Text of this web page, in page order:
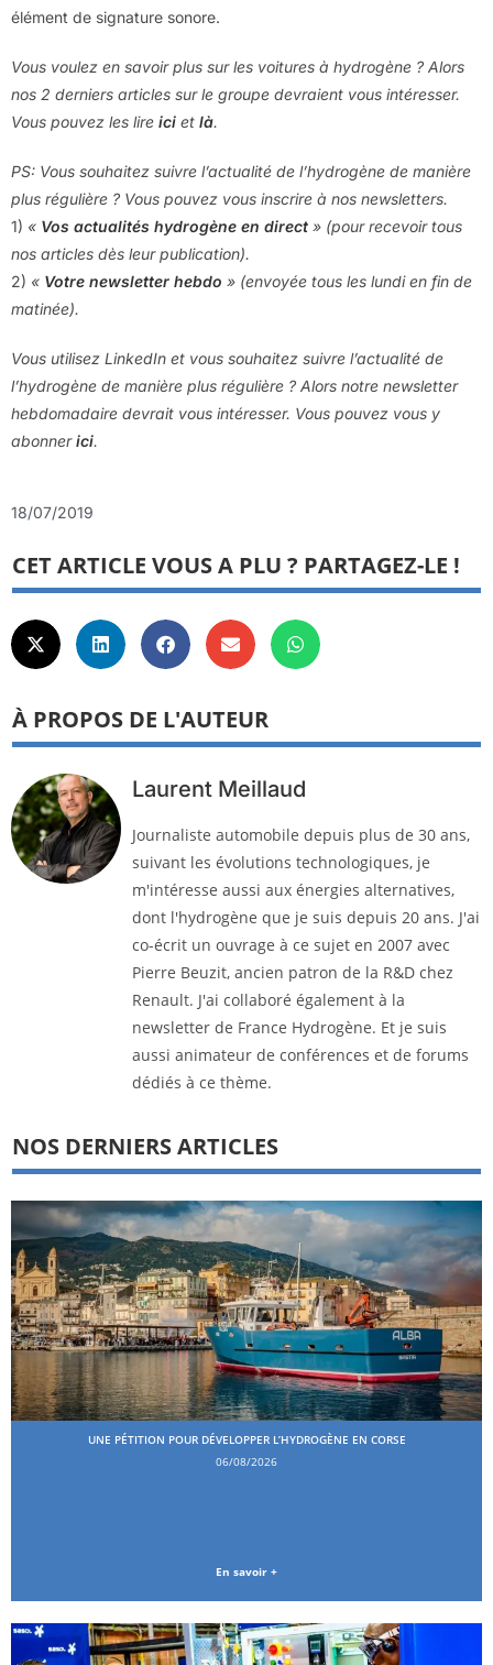
élément de signature sonore.
Vous voulez en savoir plus sur les voitures à hydrogène ? Alors
nos 2 derniers articles sur le groupe devraient vous intéresser.
Vous pouvez les lire ici et là.
PS: Vous souhaitez suivre l’actualité de l’hydrogène de manière
plus régulière ? Vous pouvez vous inscrire à nos newsletters.
1) « Vos actualités hydrogène en direct » (pour recevoir tous
nos articles dès leur publication).
2) « Votre newsletter hebdo » (envoyée tous les lundi en fin de
matinée).
Vous utilisez LinkedIn et vous souhaitez suivre l’actualité de
l’hydrogène de manière plus régulière ? Alors notre newsletter
hebdomadaire devrait vous intéresser. Vous pouvez vous y
abonnerici.
18/07/2019
CET ARTICLE VOUS A PLU ? PARTAGEZ-LE !
À PROPOS DE L'AUTEUR
Laurent Meillaud
Journaliste automobile depuis plus de 30 ans,
suivant les évolutions technologiques, je
m'intéresse aussi aux énergies alternatives,
dont l'hydrogène que je suis depuis 20 ans. J'ai
co-écrit un ouvrage à ce sujet en 2007 avec
Pierre Beuzit, ancien patron de la R&D chez
Renault. J'ai collaboré également à la
newsletter de France Hydrogène. Et je suis
aussi animateur de conférences et de forums
dédiés à ce thème.
NOS DERNIERS ARTICLES
UNE PÉTITION POUR DÉVELOPPER L’HYDROGÈNE EN CORSE
06/08/2026
En savoir +